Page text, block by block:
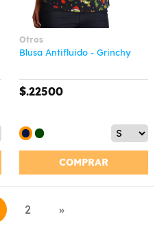
Otros
Blusa Antifluido - Grinchy
$.22500
COMPRAR
2 »